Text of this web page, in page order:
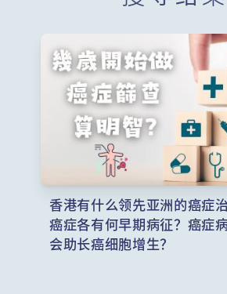
香港有什么领先亚洲的癌症
癌症各有何早期病征？癌症
会助长癌细胞增生？